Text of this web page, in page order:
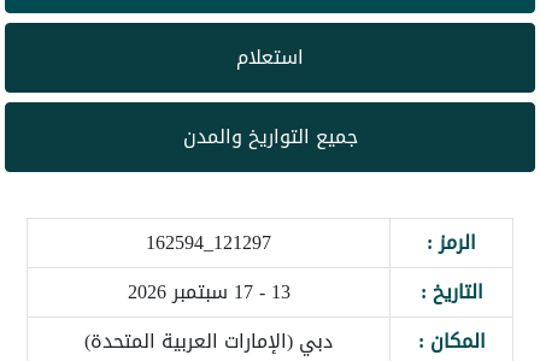
استعلام
جميع التواريخ والمدن
الرمز :
121297_162594
التاريخ :
13 - 17 سبتمبر 2026
المكان :
دبي (الإمارات العربية المتحدة)